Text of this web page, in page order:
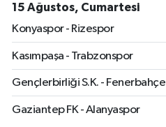
15 Ağustos, Cumartesi
Konyaspor - Rizespor
Kasımpaşa - Trabzonspor
Gençlerbirliği S.K. - Fenerbahçe
Gaziantep FK - Alanyaspor